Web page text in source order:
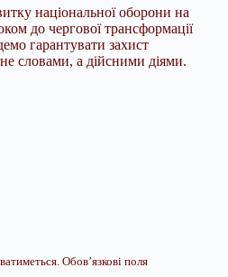
національної оборони на
до чергової трансформації
гарантувати захист
словами, а дійсними діями.
Обов’язкові поля